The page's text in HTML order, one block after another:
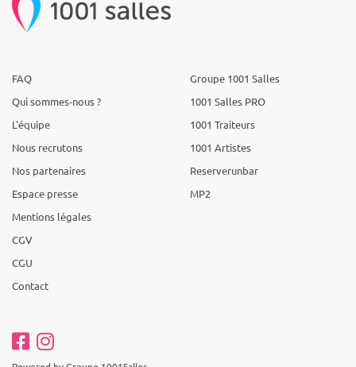
FAQ
Qui sommes-nous ?
L'équipe
Nous recrutons
Nos partenaires
Espace presse
Mentions légales
CGV
CGU
Contact
Groupe 1001 Salles
1001 Salles PRO
1001 Traiteurs
1001 Artistes
Reserverunbar
MP2